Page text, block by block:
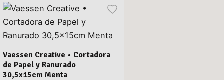
Vaessen Creative • Cortadora
de Papel y Ranurado
30,5x15cm Menta